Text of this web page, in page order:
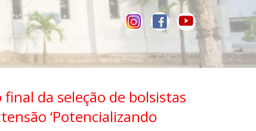
da seleção de bolsistas
‘Potencializando